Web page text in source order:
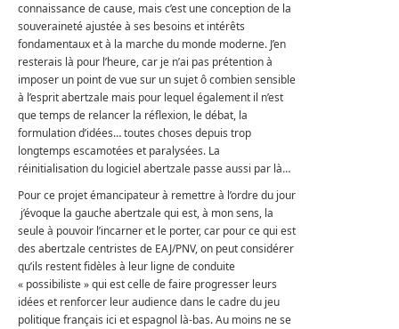
connaissance de cause, mais c’est une conception de la
souveraineté ajustée à ses besoins et intérêts
fondamentaux et à la marche du monde moderne. J’en
resterais là pour l’heure, car je n’ai pas prétention à
imposer un point de vue sur un sujet ô combien sensible
à l’esprit abertzale mais pour lequel également il n’est
que temps de relancer la réflexion, le débat, la
formulation d’idées… toutes choses depuis trop
longtemps escamotées et paralysées. La
réinitialisation du logiciel abertzale passe aussi par là…
Pour ce projet émancipateur à remettre à l’ordre du jour
j’évoque la gauche abertzale qui est, à mon sens, la
seule à pouvoir l’incarner et le porter, car pour ce qui est
des abertzale centristes de EAJ/PNV, on peut considérer
qu’ils restent fidèles à leur ligne de conduite
« possibiliste » qui est celle de faire progresser leurs
idées et renforcer leur audience dans le cadre du jeu
politique français ici et espagnol là-bas. Au moins ne se